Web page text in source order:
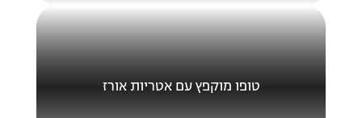
טופו מוקפץ עם אטריות אורז